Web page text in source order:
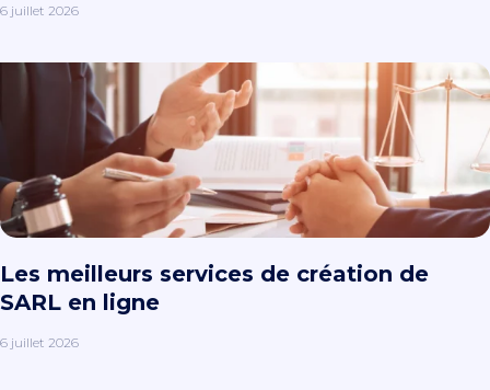
6 juillet 2026
Les meilleurs services de création de
SARL en ligne
6 juillet 2026